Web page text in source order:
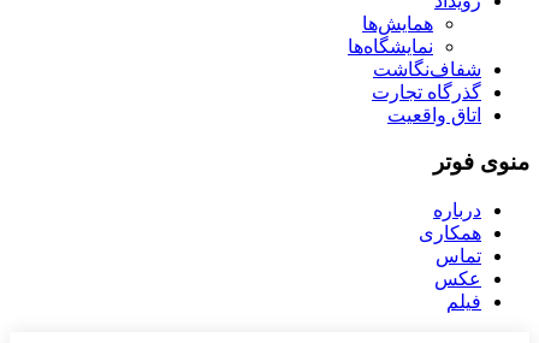
همایش‌ها
نمایشگاه‌ها
شفاف‌نگاشت
گذرگاه تجارت
اتاق واقعیت
منوی فوتر
درباره
همکاری
تماس
عکس
فیلم